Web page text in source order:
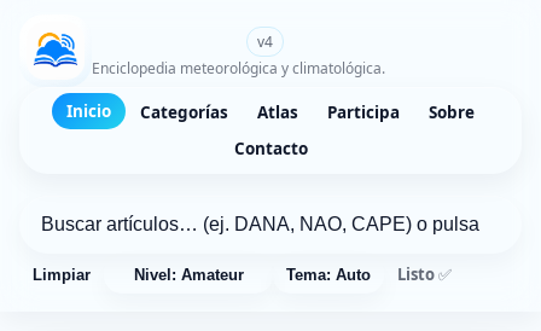
v4
Enciclopedia meteorológica y climatológica.
Inicio Categorías Atlas Participa
Sobre
Contacto
Limpiar Nivel: Amateur Tema: Auto Listo ✅